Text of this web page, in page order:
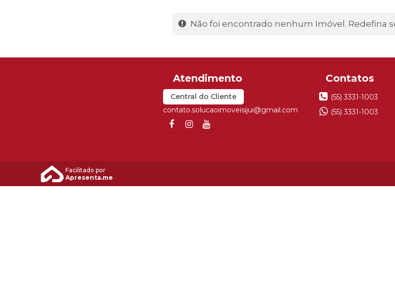
Não foi encontrado nenhum Imóvel. Redefina
Central do Cliente
contato.solucaoimoveisijui@gmail.com
(55) 3331-1003
(55) 3331-1003